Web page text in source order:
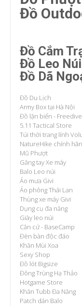
Đồ
Đồ Cắm
Đồ Leo Núi
Đồ Dã
Đồ Du Lịch
Army Box tại Hà Nội
Đồ lặn biển - Freedive
5.11 Tactical Store
Túi thời trang lính
NatureHike chính
Mũ Phượt
Găng tay Xe máy
Balo Leo núi
Áo mưa Givi
Áo phông Thái Lan
Thùng xe máy Givi
Dụng cụ đa năng
Giày leo núi
Căn cứ - BaseCamp
Đèn bàn độc đáo
Khăn Mùi Xoa
Sexy Shop
Đồ lót Bigsize
Đông Trùng Hạ Thảo
Hotgame Store
Khăn Tubb Đa Năng
Patch dán Balo